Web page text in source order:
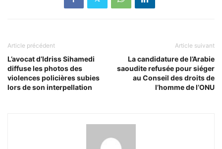
Article précédent
L’avocat d’Idriss Sihamedi
diffuse les photos des
violences policières subies
lors de son interpellation
Article suivant
La candidature de l’Arabie
saoudite refusée pour siéger
au Conseil des droits de
l’homme de l’ONU